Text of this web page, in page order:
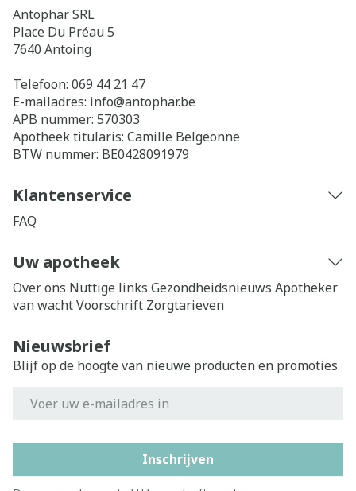
Antophar SRL
Place Du Préau 5
7640 Antoing
Telefoon: 069 44 21 47
E-mailadres: info@antophar.be
APB nummer: 570303
Apotheek titularis: Camille Belgeonne
BTW nummer: BE0428091979
Klantenservice
FAQ
Uw apotheek
Over ons Nuttige links Gezondheidsnieuws Apotheker
van wachtVoorschrift Zorgtarieven
Nieuwsbrief
Blijf op de hoogte van nieuwe producten en promoties
Inschrijven